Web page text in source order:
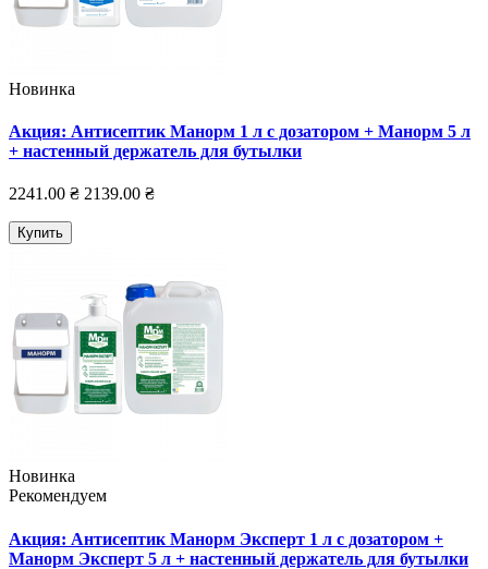
Новинка
Акция: Антисептик Манорм 1 л с дозатором + Манорм 5 л
+ настенный держатель для бутылки
2241.00 ₴ 2139.00 ₴
Купить
Новинка
Рекомендуем
Акция: Антисептик Манорм Эксперт 1 л с дозатором +
Манорм Эксперт 5 л + настенный держатель для бутылки